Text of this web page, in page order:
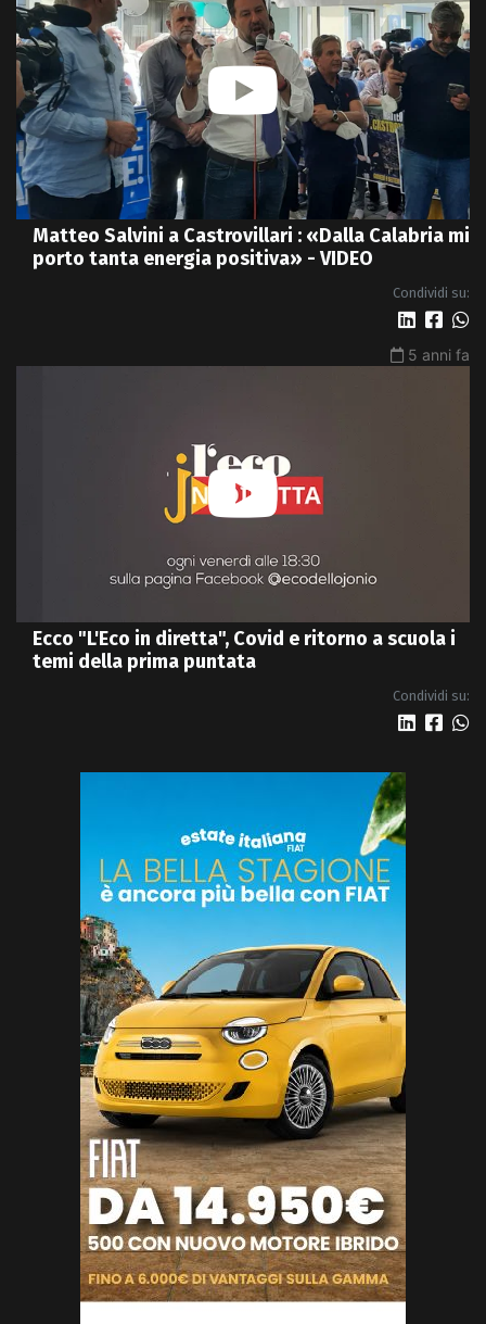
Matteo Salvini a Castrovillari : «Dalla Calabria mi
porto tanta energia positiva» - VIDEO
Condividi su:
5 anni fa
Ecco "L'Eco in diretta", Covid e ritorno a scuola i
temi della prima puntata
Condividi su: